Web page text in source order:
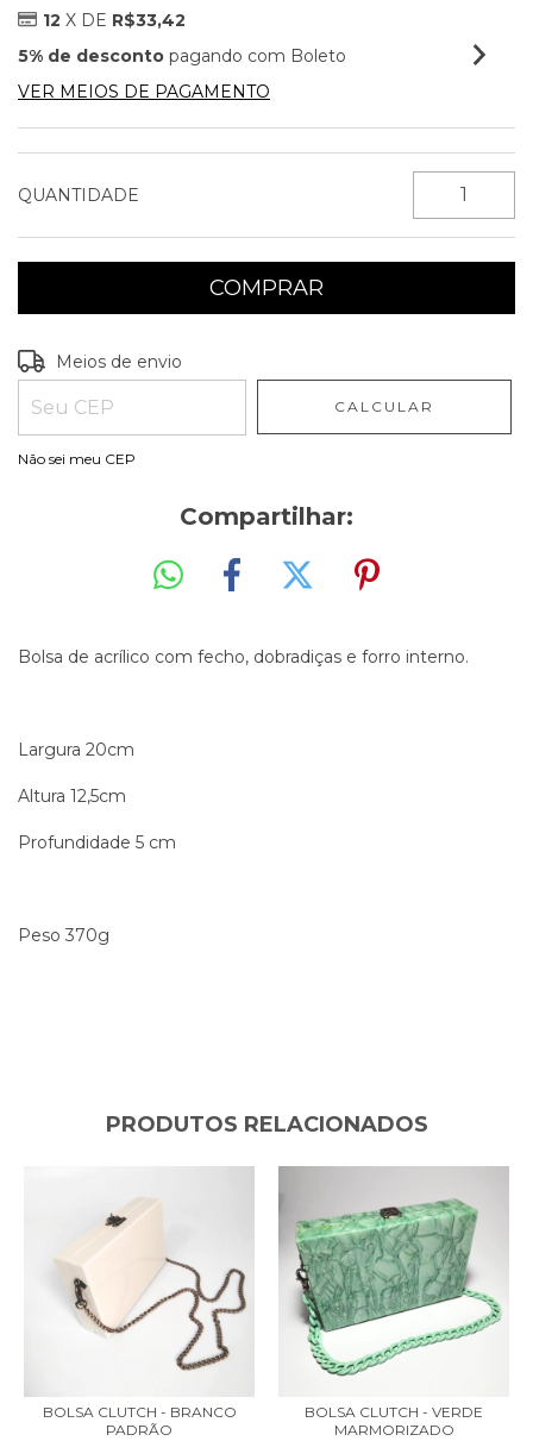
12 X DE R$33,42
5% de desconto pagando com Boleto
VER MEIOS DE PAGAMENTO
QUANTIDADE
Entregas para o CEP:
Meios de envio
CALCULAR
Não sei meu CEP
Compartilhar:
Bolsa de acrílico com fecho, dobradiças e forro interno.
Largura 20cm
Altura 12,5cm
Profundidade 5 cm
Peso 370g
PRODUTOS RELACIONADOS
BOLSA CLUTCH - BRANCO
PADRÃO
BOLSA CLUTCH - VERDE
MARMORIZADO